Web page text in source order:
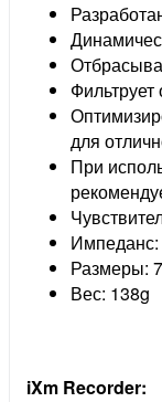
для
При
Импеданс:
Размеры:
Вес: 138g
iXm Recorder: